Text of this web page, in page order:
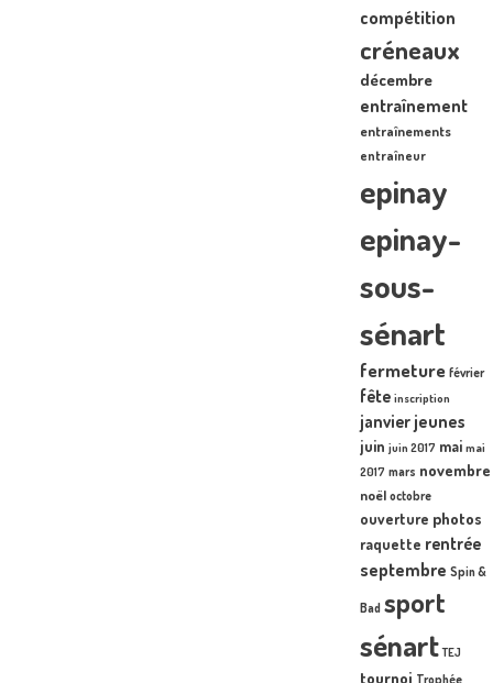
compétition
créneaux
décembre
entraînement
entraînements
entraîneur
epinay
epinay-
sous-
sénart
fermeture février
fête inscription
janvier jeunes
juin juin 2017 mai mai
2017 mars novembre
noël octobre
ouverture photos
raquette rentrée
septembre Spin &
Bad sport
sénart TEJ
tournoi Trophée